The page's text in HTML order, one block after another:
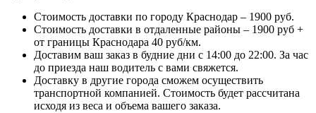
Стоимость доставки по городу Краснодар – 1900 руб.
Стоимость доставки в отдаленные районы – 1900 руб +
от границы Краснодара 40 руб/км.
Доставим ваш заказ в будние дни с 14:00 до 22:00. За час
до приезда наш водитель с вами свяжется.
Доставку в другие города сможем осуществить
транспортной компанией. Стоимость будет рассчитана
исходя из веса и объема вашего заказа.